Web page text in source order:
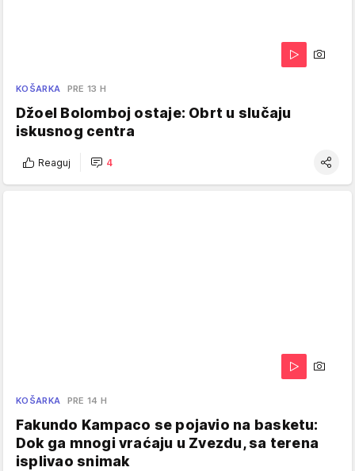
KOŠARKA PRE 13 H
Džoel Bolomboj ostaje: Obrt u slučaju
iskusnog centra
Reaguj 4
KOŠARKA PRE 14 H
Fakundo Kampaco se pojavio na basketu:
Dok ga mnogi vraćaju u Zvezdu, sa terena
isplivao snimak